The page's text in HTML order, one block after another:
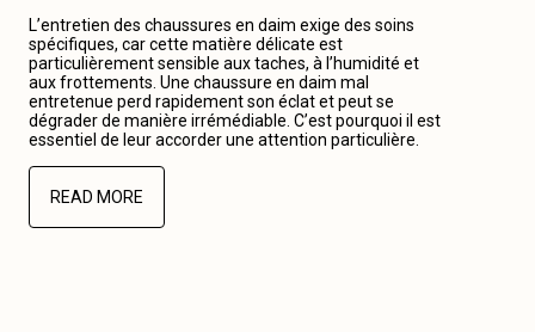
L’entretien des chaussures en daim exige des soins
spécifiques, car cette matière délicate est
particulièrement sensible aux taches, à l’humidité et
aux frottements. Une chaussure en daim mal
entretenue perd rapidement son éclat et peut se
dégrader de manière irrémédiable. C’est pourquoi il est
essentiel de leur accorder une attention particulière.
READ MORE